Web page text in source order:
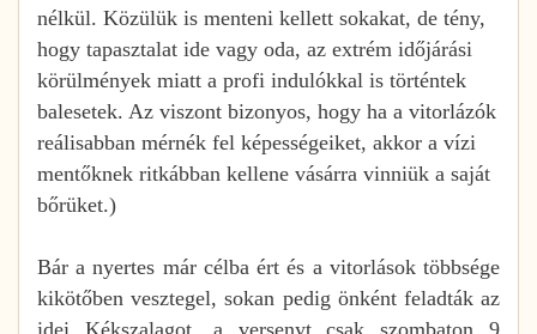
nélkül. Közülük is menteni kellett sokakat, de tény,
hogy tapasztalat ide vagy oda, az extrém időjárási
körülmények miatt a profi indulókkal is történtek
balesetek. Az viszont bizonyos, hogy ha a vitorlázók
reálisabban mérnék fel képességeiket, akkor a vízi
mentőknek ritkábban kellene vásárra vinniük a saját
bőrüket.)
Bár a nyertes már célba ért és a vitorlások többsége
kikötőben vesztegel, sokan pedig önként feladták az
idei Kékszalagot, a versenyt csak szombaton 9